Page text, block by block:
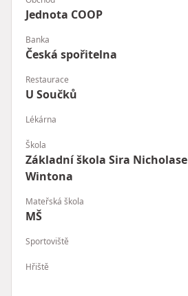
Jednota COOP
Banka
Česká spořitelna
Restaurace
U Součků
Lékárna
Škola
Základní škola Sira Nicholase
Wintona
Mateřská škola
MŠ
Sportoviště
Hřiště